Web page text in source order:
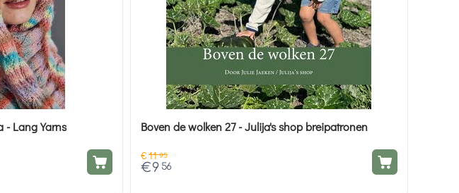
- Lang Yarns Boven de wolken 27 - Julija's shop breipatronen
€11 95
€9 56